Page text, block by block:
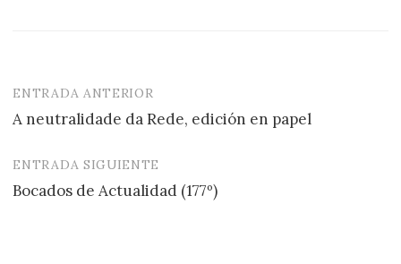
Navegación
de
entradas
ENTRADA ANTERIOR
A neutralidade da Rede, edición en papel
ENTRADA SIGUIENTE
Bocados de Actualidad (177º)